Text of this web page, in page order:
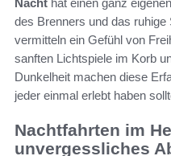
des Brenners und das
vermitteln ein Gefühl von
sanften Lichtspiele im Korb
Dunkelheit machen diese
jeder einmal erlebt haben
Nachtfahrten im
unvergessliches